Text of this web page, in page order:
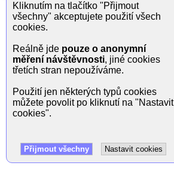
Kliknutím na tlačítko "Přijmout
všechny" akceptujete použití všech
cookies.
Reálně jde pouze o anonymní
měření návštěvnosti, jiné cookies
třetích stran nepoužíváme.
Použití jen některých typů cookies
můžete povolit po kliknutí na "Nastavit
cookies".
Přijmout všechny Nastavit cookies